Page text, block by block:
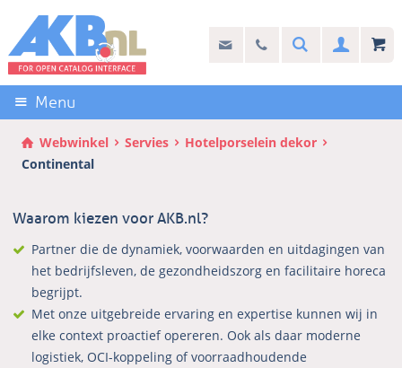
links
over
Direct
naar
de
inhoud
Direct
hoofdmenu
info@akb.nl
Stel uw vraag
030 69 50 814Search
Menu
Webwinkel Servies
Hotelporselein dekor
Continental
Waarom kiezen voor AKB.nl?
Partner die de dynamiek, voorwaarden en uitdagingen van
het bedrijfsleven, de gezondheidszorg en facilitaire horeca
begrijpt.
Met onze uitgebreide ervaring en expertise kunnen wij in
elke context proactief opereren. Ook als daar moderne
logistiek, OCI-koppeling of voorraadhoudende